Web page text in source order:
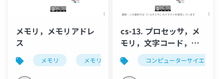
メモリ，メモリアドレ
ス
メモリ メモリアドレス アドレス
cs-13. プロセッサ，メ
モリ，文字コード，論
理演算と足し算
コンピューターサイエンス